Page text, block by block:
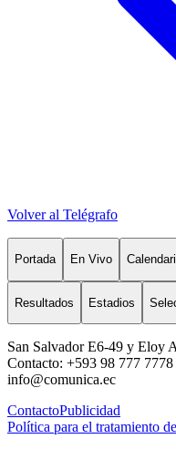
Volver al Telégrafo
Portada En Vivo
Resultados Estadios
San Salvador E6-49 y Eloy
Contacto: +593 98 777 7778
info@comunica.ec
ContactoPublicidad
Política para el tratamiento